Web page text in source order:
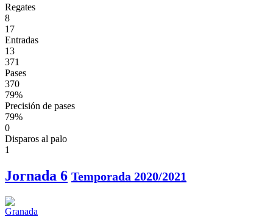
Regates
8
17
Entradas
13
371
Pases
370
79%
Precisión de pases
79%
0
Disparos al palo
1
Jornada 6 Temporada 2020/2021